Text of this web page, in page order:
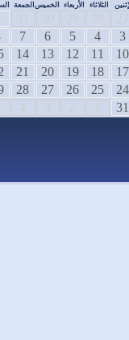
الثلاثاء الأربعاء الخميسالجمعة السبت
28
29
30
31
11
12
13
14
15
18
19
20
21
22
25
26
27
28
29
1